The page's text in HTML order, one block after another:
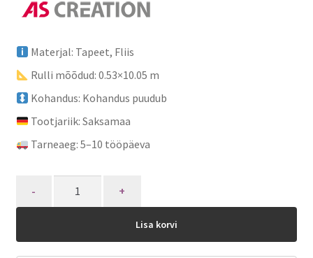
Materjal: Tapeet, Fliis
Rulli mõõdud: 0.53×10.05 m
Kohandus: Kohandus puudub
Tootjariik: Saksamaa
Tarneaeg: 5–10 tööpäeva
Lisa korvi